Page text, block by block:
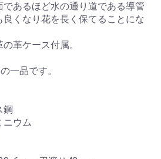
あるほど水の通り道である導管
くなり花を長く保てることにな
革ケース付属。
一品です。
鋼
ウム